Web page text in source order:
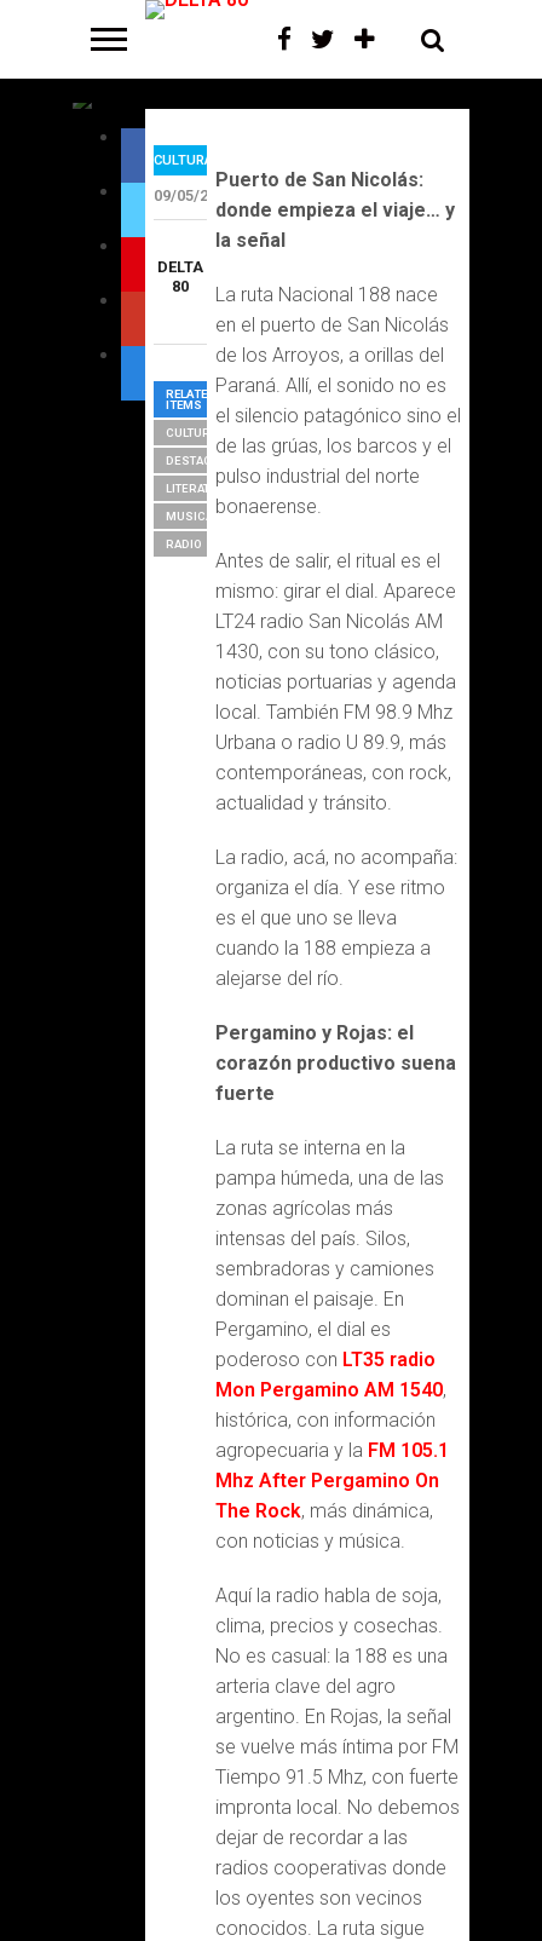
188
Puerto de San Nicolás:
donde empieza el viaje… y
la señal
La ruta Nacional 188 nace
en el puerto de San Nicolás
de los Arroyos, a orillas del
Paraná. Allí, el sonido no es
el silencio patagónico sino el
de las grúas, los barcos y el
pulso industrial del norte
bonaerense.
Antes de salir, el ritual es el
mismo: girar el dial. Aparece
LT24 radio San Nicolás AM
1430, con su tono clásico,
noticias portuarias y agenda
local. También FM 98.9 Mhz
Urbana o radio U 89.9, más
contemporáneas, con rock,
actualidad y tránsito.
La radio, acá, no acompaña:
organiza el día. Y ese ritmo
es el que uno se lleva
cuando la 188 empieza a
alejarse del río.
Pergamino y Rojas: el
corazón productivo suena
fuerte
La ruta se interna en la
pampa húmeda, una de las
zonas agrícolas más
intensas del país. Silos,
sembradoras y camiones
dominan el paisaje. En
Pergamino, el dial es
poderoso con LT35 radio
Mon Pergamino AM 1540,
histórica, con información
agropecuaria y la FM 105.1
Mhz After Pergamino On
The Rock, más dinámica,
con noticias y música.
Aquí la radio habla de soja,
clima, precios y cosechas.
No es casual: la 188 es una
arteria clave del agro
argentino. En Rojas, la señal
se vuelve más íntima por FM
Tiempo 91.5 Mhz, con fuerte
impronta local. No debemos
dejar de recordar a las
radios cooperativas donde
los oyentes son vecinos
conocidos. La ruta sigue
CULTURA
09/05/2026
DELTA
80
RELATED
ITEMS
CULTURA
DESTACAR
LITERATURA
MUSICA
RADIO